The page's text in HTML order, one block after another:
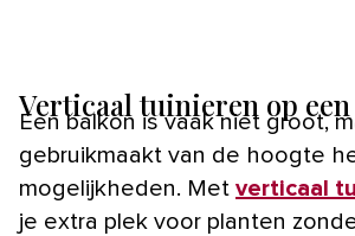
Verticaal tuinieren op
Een balkon is vaak niet groot,
gebruikmaakt van de hoogte
mogelijkheden. Met verticaal
je extra plek voor planten